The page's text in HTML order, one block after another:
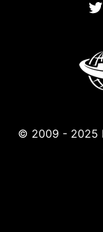
© 2009 - 2025